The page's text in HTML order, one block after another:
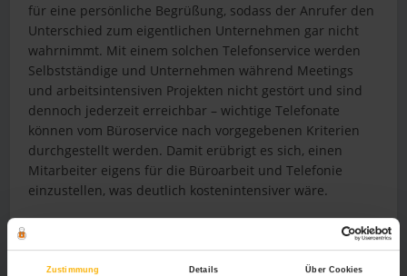
Zustimmung Details Über Cookies
für eine persönliche Begrüßung, sodass der Anrufer den
Unterschied zum eigentlichen Unternehmen gar nicht
wahrnimmt. Mit einem solchen Telefonservice werden
Selbstständige und Unternehmen während Meetings
und arbeitsintensiven Projekten nicht gestört und sind
dennoch jederzeit erreichbar – wichtige Telefonate
können vom Büroservice nach vorgegebenen Kriterien
durchgestellt werden. Damit erübrigt es sich, einen
Mitarbeiter eigens für die Büroarbeit und Telefonie
einzustellen, was deutlich kostenintensiver wäre.
Eigens geschultes Personal ist zwar kostenintensiver,